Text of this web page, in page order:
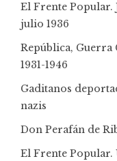
El Frente
julio 1936
República,
1931-1946
Gaditanos
nazis
Don Perafán de
El Frente